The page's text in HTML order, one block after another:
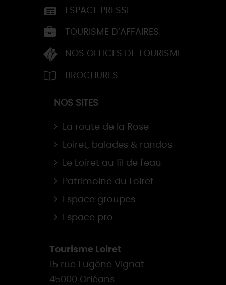
ESPACE PRESSE
TOURISME D’AFFAIRES
NOS OFFICES DE TOURISME
BROCHURES
NOS SITES
La route de la Rose
Loiret, balades & randos
Le Loiret au fil de l'eau
Patrimoine du Loiret
Espace groupes
Espace pro
Tourisme Loiret
15 rue Eugène Vignat
45000 Orléans